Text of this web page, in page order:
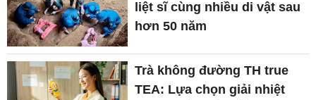
liệt sĩ cùng nhiều di vật sau
hơn 50 năm
Trà không đường TH true
TEA: Lựa chọn giải nhiệt